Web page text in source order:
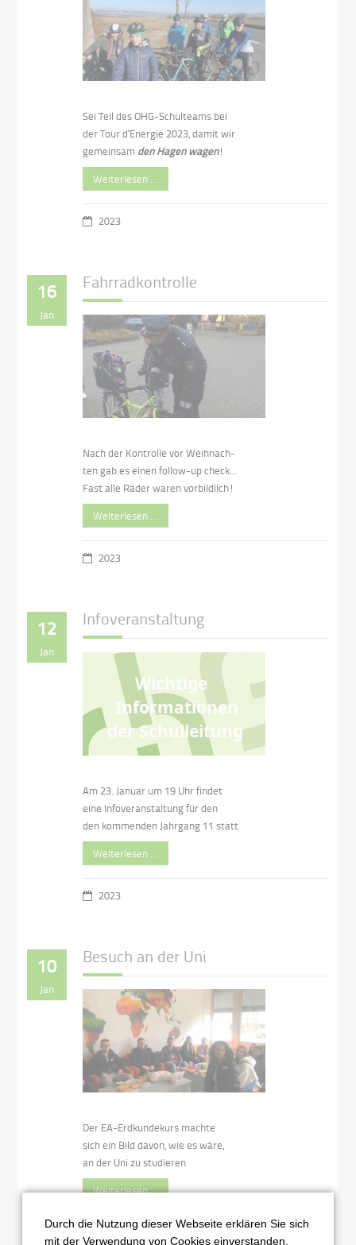
Sei Teil des OHG-Schulteams bei
der Tour d’Energie 2023, damit wir
gemeinsam den Hagen wagen!
Weiterlesen …
2023
16
Jan
Fahrradkontrolle
Nach der Kontrolle vor Weihnach-
ten gab es einen follow-up check...
Fast alle Räder waren vorbildlich!
Weiterlesen …
2023
12
Jan
Infoveranstaltung
Am 23. Januar um 19 Uhr findet
eine Infoveranstaltung für den
den kommenden Jahrgang 11 statt
Weiterlesen …
2023
10
Jan
Besuch an der Uni
Der EA-Erdkundekurs machte
sich ein Bild davon, wie es wäre,
an der Uni zu studieren
Weiterlesen …
Durch die Nutzung dieser Webseite erklären Sie sich
mit der Verwendung von Cookies einverstanden.